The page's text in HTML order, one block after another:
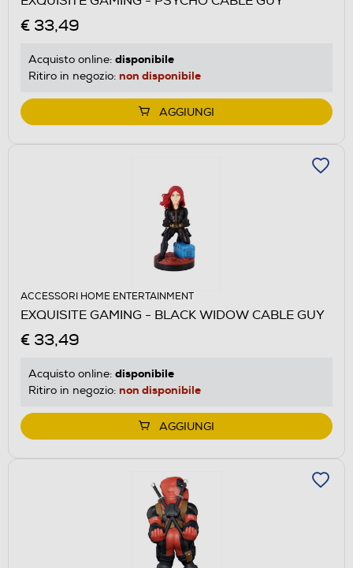
€ 33,49
Acquisto online: disponibile
Ritiro in negozio: non disponibile
AGGIUNGI
ACCESSORI HOME ENTERTAINMENT
EXQUISITE GAMING - BLACK WIDOW CABLE GUY
€ 33,49
Acquisto online: disponibile
Ritiro in negozio: non disponibile
AGGIUNGI